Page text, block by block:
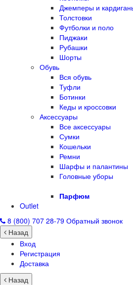
Джемперы и
Толстовки
Футболки и поло
Пиджаки
Рубашки
Шорты
Обувь
Вся обувь
Туфли
Ботинки
Кеды и кроссовки
Аксессуары
Все аксессуары
Сумки
Кошельки
Ремни
Шарфы и палантины
Головные уборы
Парфюм
Outlet
8 (800) 707 28-79 Обратный звонок
Назад
Вход
Регистрация
Доставка
Назад